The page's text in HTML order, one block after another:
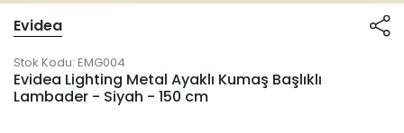
Evidea
Stok Kodu: EMG004
Evidea Lighting Metal Ayaklı Kumaş Başlıklı
Lambader - Siyah - 150 cm